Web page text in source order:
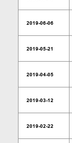
2019-06-06
2019-05-21
2019-04-05
2019-03-12
2019-02-22